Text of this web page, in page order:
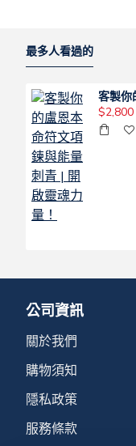
最多人看過的
$2,800
公司資訊
關於我們
購物須知
隱私政策
服務條款